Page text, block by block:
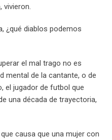
vivieron.
¿qué diablos podemos
el mal trago no es
mental de la cantante, o de
el jugador de futbol que
una década de trayectoria,
causa que una mujer con